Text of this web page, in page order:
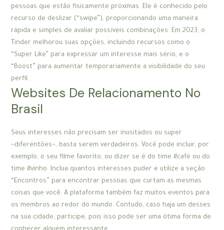
pessoas que estão fisicamente próximas. Ele é conhecido pelo
recurso de deslizar (“swipe”), proporcionando uma maneira
rápida e simples de avaliar possíveis combinações. Em 2023, o
Tinder melhorou suas opções, incluindo recursos como o
“Super Like” para expressar um interesse mais sério, e o
“Boost” para aumentar temporariamente a visibilidade do seu
perfil.
Websites De Relacionamento No
Brasil
Seus interesses não precisam ser inusitados ou super
~diferentões~, basta serem verdadeiros. Você pode incluir, por
exemplo, o seu filme favorito, ou dizer se é do time #café ou do
time #vinho. Inclua quantos interesses puder e utilize a seção
“Encontros” para encontrar pessoas que curtam as mesmas
coisas que você. A plataforma também faz muitos eventos para
os membros ao redor do mundo. Contudo, caso haja um desses
na sua cidade, participe, pois isso pode ser uma ótima forma de